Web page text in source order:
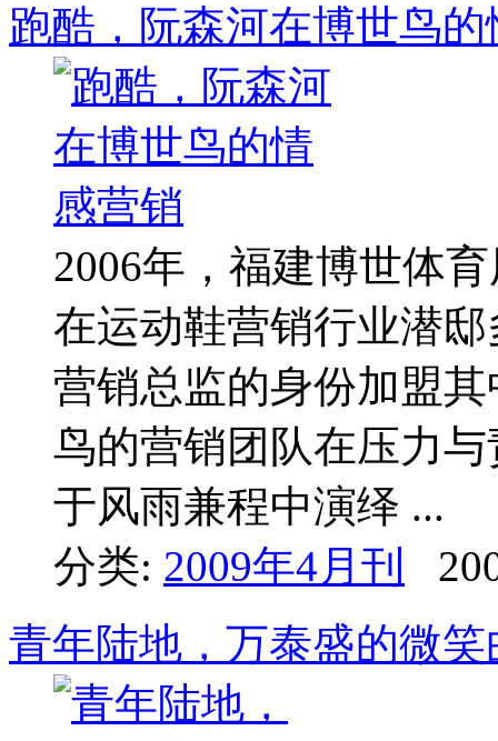
跑酷，阮森河在博世鸟
2006年，福建博世体
在运动鞋营销行业潜
营销总监的身份加盟
鸟的营销团队在压力
于风雨兼程中演绎 ...
分类: 2009年4月刊
青年陆地，万泰盛的微笑